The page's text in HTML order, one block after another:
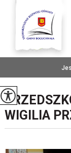
WIGILIA